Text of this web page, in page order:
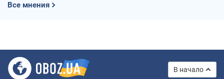
Все мнения
В начало